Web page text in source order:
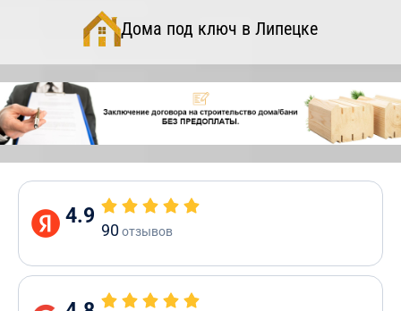
Дома под ключ в Липецке
4.9
90отзывов